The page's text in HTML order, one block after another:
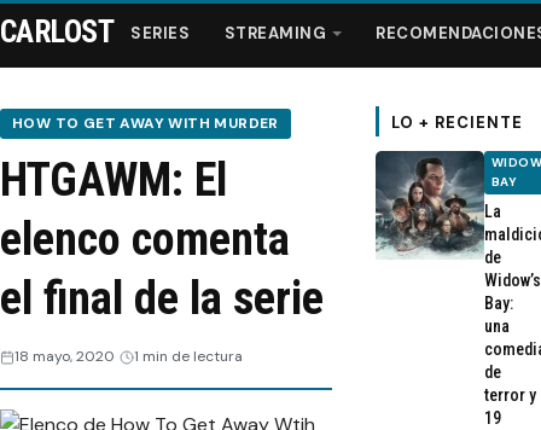
Series
Streaming
Recomendaciones
Videos
CARLOST SERIES STREAMING
HOW TO GET AWAY WITH MURDER
HTGAWM: El
elenco comenta
el final de la serie
18 mayo, 2020 1 min de lectura
LO + RECIENTE
BAY
La
de
Widow’s
Bay:
una
de
terror y
19